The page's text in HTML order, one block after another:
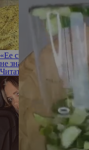
«Ее считают
не знает, как наладить
Читать полностью